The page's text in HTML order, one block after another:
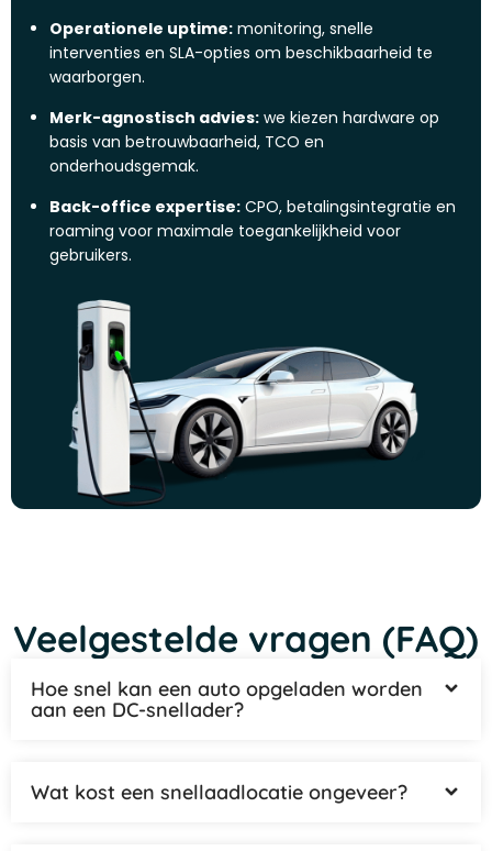
Operationele uptime: monitoring, snelle
interventies en SLA-opties om beschikbaarheid te
waarborgen.
Merk-agnostisch advies: we kiezen hardware op
basis van betrouwbaarheid, TCO en
onderhoudsgemak.
Back-office expertise: CPO, betalingsintegratie en
roaming voor maximale toegankelijkheid voor
gebruikers.
Veelgestelde vragen (FAQ)
Hoe snel kan een auto opgeladen worden
aan een DC-snellader?
Wat kost een snellaadlocatie ongeveer?